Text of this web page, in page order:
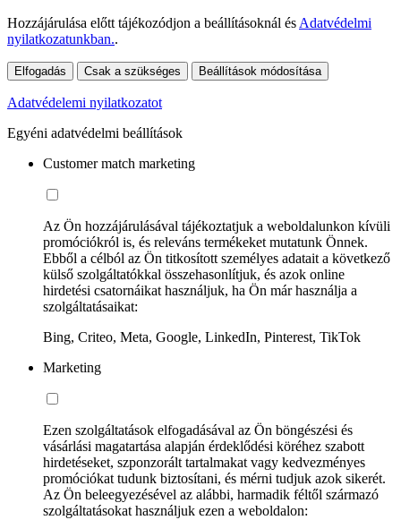
Hozzájárulása előtt tájékozódjon a beállításoknál és Adatvédelmi
nyilatkozatunkban..
Elfogadás Csak a szükséges Beállítások módosítása
Adatvédelemi nyilatkozatot
Egyéni adatvédelmi beállítások
Customer match marketing
Az Ön hozzájárulásával tájékoztatjuk a weboldalunkon kívüli
promóciókról is, és releváns termékeket mutatunk Önnek.
Ebből a célból az Ön titkosított személyes adatait a következő
külső szolgáltatókkal összehasonlítjuk, és azok online
hirdetési csatornáikat használjuk, ha Ön már használja a
szolgáltatásaikat:
Bing, Criteo, Meta, Google, LinkedIn, Pinterest, TikTok
Marketing
Ezen szolgáltatások elfogadásával az Ön böngészési és
vásárlási magatartása alapján érdeklődési köréhez szabott
hirdetéseket, szponzorált tartalmakat vagy kedvezményes
promóciókat tudunk biztosítani, és mérni tudjuk azok sikerét.
Az Ön beleegyezésével az alábbi, harmadik féltől származó
szolgáltatásokat használjuk ezen a weboldalon: